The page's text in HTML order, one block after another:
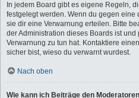
In jedem Board gibt es eigene Regeln,
festgelegt werden. Wenn du gegen eine
sie dir eine Verwarnung erteilen. Bitte
der Administration dieses Boards ist
Verwarnung zu tun hat. Kontaktiere
sicher bist, wieso du verwarnt wurdest.
Nach oben
Wie kann ich Beiträge den